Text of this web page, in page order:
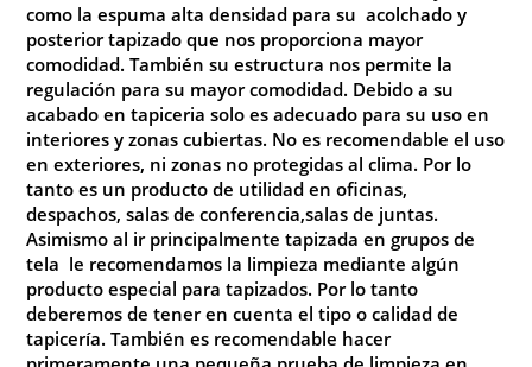
como la espuma alta densidad para su acolchado y
posterior tapizado que nos proporciona mayor
comodidad. También su estructura nos permite la
regulación para su mayor comodidad. Debido a su
acabado en tapiceria solo es adecuado para su uso en
interiores y zonas cubiertas. No es recomendable el uso
en exteriores, ni zonas no protegidas al clima. Por lo
tanto es un producto de utilidad en oficinas,
despachos, salas de conferencia,salas de juntas.
Asimismo al ir principalmente tapizada en grupos de
tela le recomendamos la limpieza mediante algún
producto especial para tapizados. Por lo tanto
deberemos de tener en cuenta el tipo o calidad de
tapicería. También es recomendable hacer